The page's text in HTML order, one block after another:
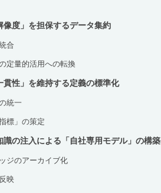
像度」を担保するデータ集約
合
定量的活用への転換
貫性」を維持する定義の標準化
統一
標」の策定
識の注入による「自社専用モデル」の構築
ジのアーカイブ化
映